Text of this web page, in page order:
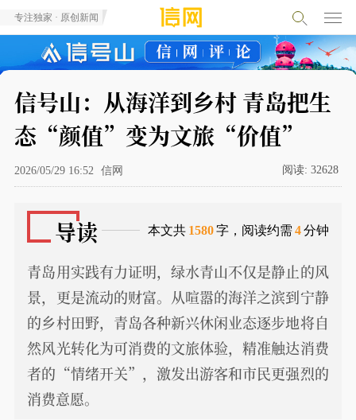
专注独家 · 原创新闻
信号山：从海洋到乡村 青岛把生
态“颜值”变为文旅“价值”
2026/05/29 16:52 信网 阅读: 32628
导读 本文共 1580字，阅读约需 4分钟
青岛用实践有力证明，绿水青山不仅是静止的风
景，更是流动的财富。从喧嚣的海洋之滨到宁静
的乡村田野，青岛各种新兴休闲业态逐步地将自
然风光转化为可消费的文旅体验，精准触达消费
者的“情绪开关”，激发出游客和市民更强烈的
消费意愿。